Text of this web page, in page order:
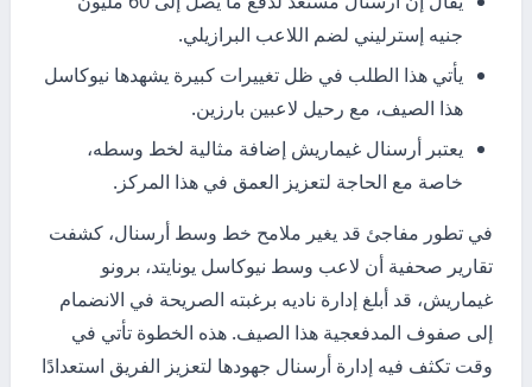
جنيه إسترليني لضم اللاعب البرازيلي.
يأتي هذا الطلب في ظل تغييرات كبيرة يشهدها نيوكاسل
هذا الصيف، مع رحيل لاعبين بارزين.
يعتبر أرسنال غيماريش إضافة مثالية لخط وسطه،
خاصة مع الحاجة لتعزيز العمق في هذا المركز.
في تطور مفاجئ قد يغير ملامح خط وسط أرسنال، كشفت
تقارير صحفية أن لاعب وسط نيوكاسل يونايتد، برونو
غيماريش، قد أبلغ إدارة ناديه برغبته الصريحة في الانضمام
إلى صفوف المدفعجية هذا الصيف. هذه الخطوة تأتي في
وقت تكثف فيه إدارة أرسنال جهودها لتعزيز الفريق استعدادًا